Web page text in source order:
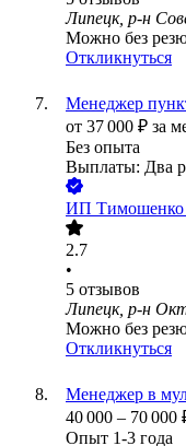
Липецк, р-н
Можно без
Откликнуться
Менеджер
от 37 000 ₽ за
Без опыта
Выплаты: Два
ИП Тимошенко
2.7
•
5 отзывов
Липецк, р-н
Можно без
Откликнуться
Менеджер в
40 000 – 70 000
Опыт 1-3 года